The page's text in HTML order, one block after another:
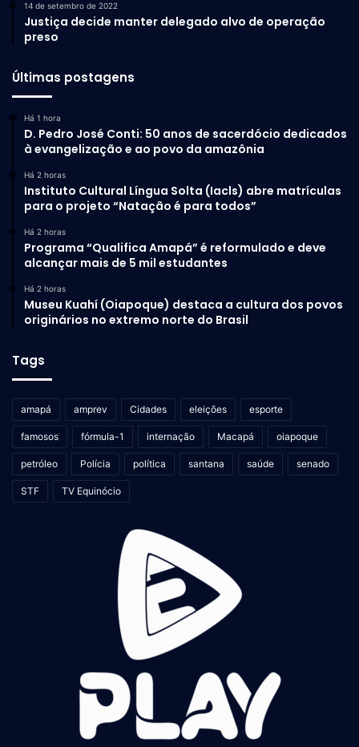
14 de setembro de 2022
Justiça decide manter delegado alvo de operação
preso
Últimas postagens
Há 1 hora
D. Pedro José Conti: 50 anos de sacerdócio dedicados
à evangelização e ao povo da amazônia
Há 2 horas
Instituto Cultural Língua Solta (Iacls) abre matrículas
para o projeto “Natação é para todos”
Há 2 horas
Programa “Qualifica Amapá” é reformulado e deve
alcançar mais de 5 mil estudantes
Há 2 horas
Museu Kuahí (Oiapoque) destaca a cultura dos povos
originários no extremo norte do Brasil
Tags
amapá amprev Cidades eleições esporte
famosos fórmula-1 internação Macapá oiapoque
petróleo Polícia política santana saúde senado
STF TV Equinócio